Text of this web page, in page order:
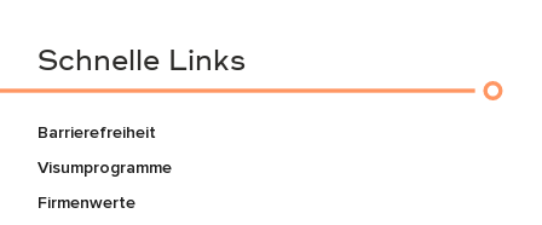
Schnelle Links
Barrierefreiheit
Visumprogramme
Firmenwerte